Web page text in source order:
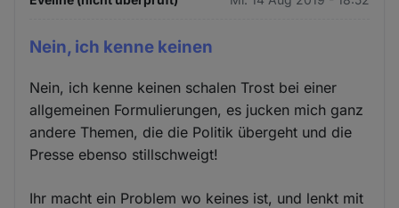
Nein, ich kenne keinen
Nein, ich kenne keinen schalen Trost bei einer
allgemeinen Formulierungen, es jucken mich ganz
andere Themen, die die Politik übergeht und die
Presse ebenso stillschweigt!
Ihr macht ein Problem wo keines ist, und lenkt mit